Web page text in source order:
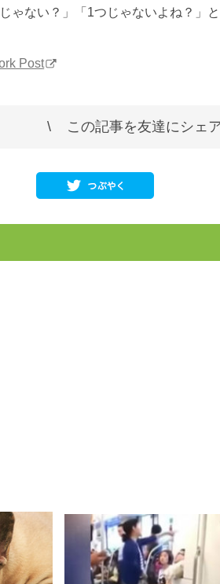
ゃない？」「1つじゃないよね？」
Post
この記事を友達にシェ